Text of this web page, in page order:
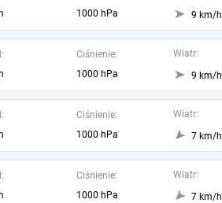
1000 hPa
9 km/h
Ciśnienie:
1000 hPa
Wiatr:
9 km/h
Ciśnienie:
1000 hPa
Wiatr:
7 km/h
Ciśnienie:
1000 hPa
Wiatr:
7 km/h